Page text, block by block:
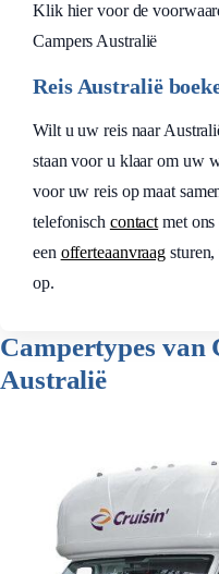
Klik hier voor de
Campers Australië
Reis Australië
Wilt u uw reis naar
staan voor u klaar om uw
voor uw reis op maat
telefonisch contact met
een offerteaanvraag
op.
Campertypes van
Australië